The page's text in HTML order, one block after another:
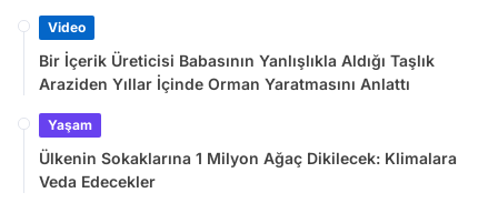
Video
Bir İçerik Üreticisi Babasının Yanlışlıkla Aldığı Taşlık
Araziden Yıllar İçinde Orman Yaratmasını Anlattı
Yaşam
Ülkenin Sokaklarına 1 Milyon Ağaç Dikilecek: Klimalara
Veda Edecekler